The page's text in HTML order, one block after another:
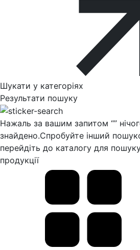
Шукати у категоріях
Результати пошуку
Нажаль за вашим запитом “”
знайдено.Спробуйте інший
перейдіть до каталогу для
продукції